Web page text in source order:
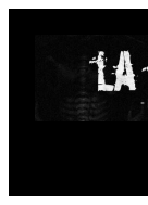
Saltar
Psychedelic,